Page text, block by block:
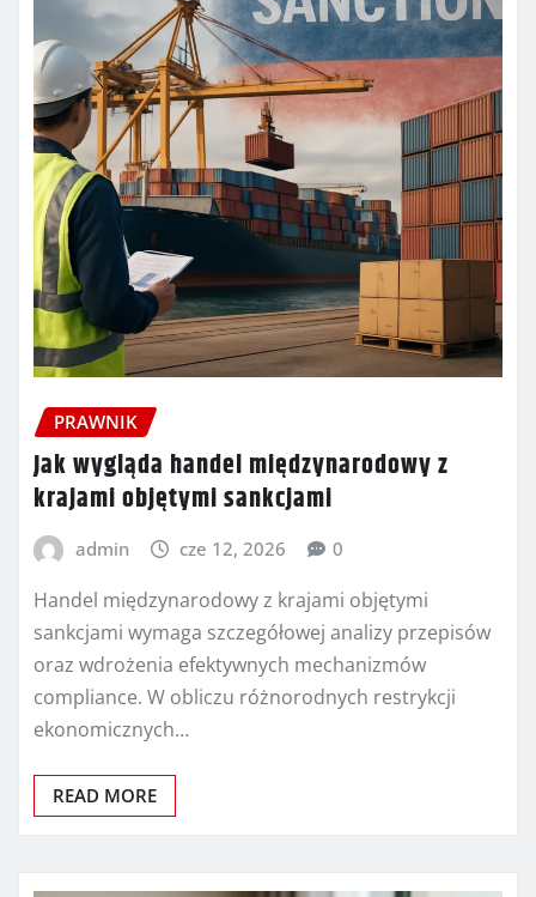
PRAWNIK
Jak wygląda handel międzynarodowy z
krajami objętymi sankcjami
admin cze 12, 2026 0
Handel międzynarodowy z krajami objętymi
sankcjami wymaga szczegółowej analizy przepisów
oraz wdrożenia efektywnych mechanizmów
compliance. W obliczu różnorodnych restrykcji
ekonomicznych…
READ MORE